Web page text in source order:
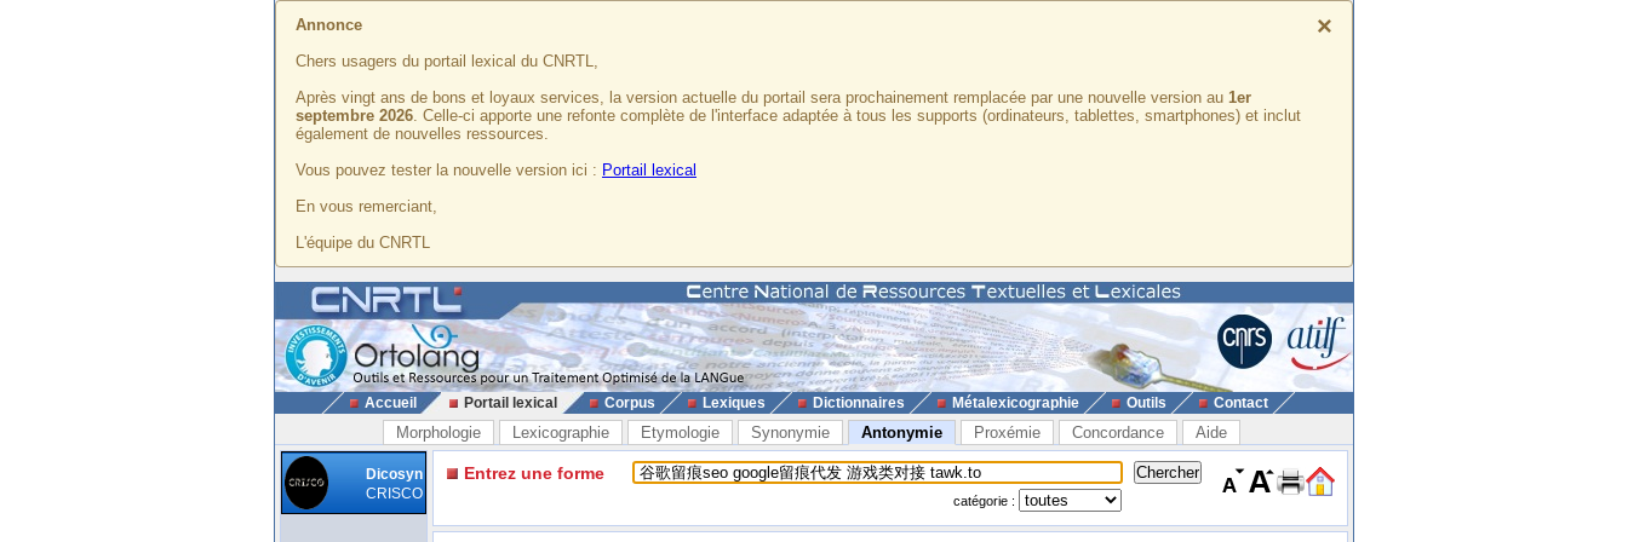
×
Annonce
Chers usagers du portail lexical du CNRTL,
Après vingt ans de bons et loyaux services, la version actuelle du portail sera prochainement remplacée par une nouvelle version au 1er
septembre 2026. Celle-ci apporte une refonte complète de l'interface adaptée à tous les supports (ordinateurs, tablettes, smartphones) et inclut
également de nouvelles ressources.
Vous pouvez tester la nouvelle version ici : Portail lexical
En vous remerciant,
L'équipe du CNRTL
Accueil Portail lexical Corpus Lexiques Dictionnaires Métalexicographie Outils Contact
Morphologie Lexicographie Etymologie Synonymie Antonymie Proxémie Concordance Aide
Dicosyn
CRISCO
Entrez une forme
catégorie :